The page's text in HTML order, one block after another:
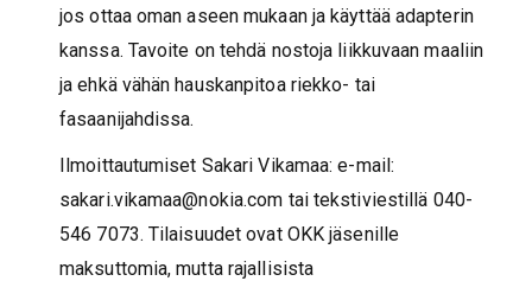
jos ottaa oman aseen mukaan ja käyttää adapterin
kanssa. Tavoite on tehdä nostoja liikkuvaan maaliin
ja ehkä vähän hauskanpitoa riekko- tai
fasaanijahdissa.
Ilmoittautumiset Sakari Vikamaa: e-mail:
sakari.vikamaa@nokia.com tai tekstiviestillä 040-
546 7073. Tilaisuudet ovat OKK jäsenille
maksuttomia, mutta rajallisista